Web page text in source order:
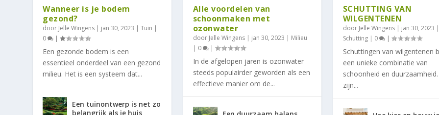
Wanneer is je bodem
gezond?
door Jelle Wingens | jan 30, 2023 |Tuin |
0
|
Een gezonde bodem is een
essentieel onderdeel van een gezond
milieu. Het is een systeem dat...
Een tuinontwerp is net zo
belangrijk als je huis
Alle voordelen van
schoonmaken met
ozonwater
door Jelle Wingens| jan 30, 2023 | Milieu
| 0 |
In de afgelopen jaren is ozonwater
steeds populairder geworden als een
effectieve manier om de...
SCHUTTING VAN
WILGENTENEN
door Jelle Wingens| jan 30, 2023 |
Schutting| 0 |
Schuttingen van wilgentenen
een unieke combinatie van
schoonheid en
zijn...